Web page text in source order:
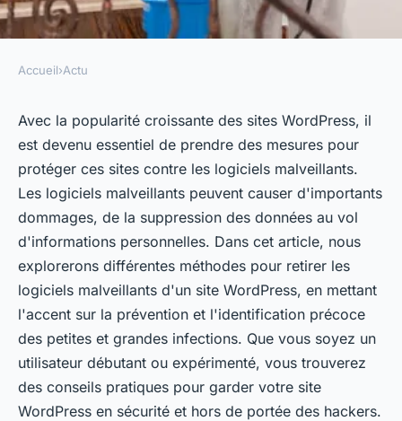
Retirer les logiciels
malveillants d'un site
WordPress
alice•11 juillet 2023• 3 min de lecture
Accueil›Actu
Avec la popularité croissante des sites WordPress, il
est devenu essentiel de prendre des mesures pour
protéger ces sites contre les logiciels malveillants.
Les logiciels malveillants peuvent causer d'importants
dommages, de la suppression des données au vol
d'informations personnelles. Dans cet article, nous
explorerons différentes méthodes pour retirer les
logiciels malveillants d'un site WordPress, en mettant
l'accent sur la prévention et l'identification précoce
des petites et grandes infections. Que vous soyez un
utilisateur débutant ou expérimenté, vous trouverez
des conseils pratiques pour garder votre site
WordPress en sécurité et hors de portée des hackers.